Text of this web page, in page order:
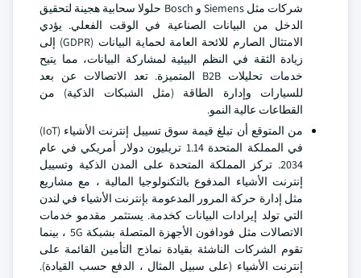
شركات مثل Siemens و Bosch حلولا سحابية هجينة لتحقيق
الدخل من البيانات الصناعية في الوقت الفعلي. يؤدي
الامتثال الصارم للائحة العامة لحماية البيانات (GDPR) إلى
زيادة الثقة في النظم البيئية لمشاركة البيانات، مما يتيح
خدمات تحليلات B2B المتميزة. تعد الاتصالات عن بعد
للسيارات وإدارة الطاقة (مثل الشبكات الذكية) من
القطاعات عالية النمو.
من المتوقع أن تبلغ قيمة سوق تسييل إنترنت الأشياء (IoT)
في المملكة المتحدة 1.14 تريليون دولار أمريكي في عام
2034. تركز المملكة المتحدة على المدن الذكية وتسييل
إنترنت الأشياء المدفوع بالتكنولوجيا المالية ، مع مشاريع
مثل إدارة حركة المرور المدعومة بإنترنت الأشياء في لندن
التي تولد إيرادات البيانات كخدمة. يستثمر مقدمو خدمات
الاتصالات مثل فودافون الأجهزة المتصلة بشبكة 5G ، بينما
تقوم الشركات الناشئة بقيادة نماذج التأمين القائمة على
إنترنت الأشياء (على سبيل المثال ، الدفع حسب القيادة).